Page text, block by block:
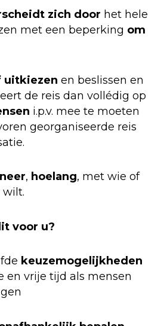
zich door het hele
met een beperking om
uitkiezen en beslissen en
de reis dan vollédig op
i.p.v. mee te moeten
georganiseerde reis
, hoelang, met wie of
wilt.
voor u?
keuzemogelijkheden
en vrije tijd als mensen